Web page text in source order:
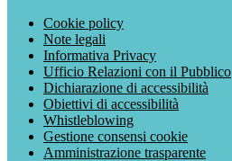
Cookie policy
Note legali
Informativa Privacy
Ufficio Relazioni con il Pubblico
Dichiarazione di accessibilità
Obiettivi di accessibilità
Whistleblowing
Gestione consensi cookie
Amministrazione trasparente